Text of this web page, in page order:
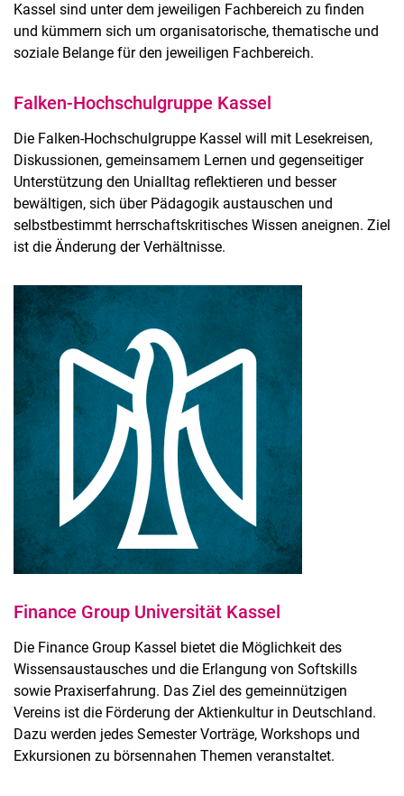
Kassel sind unter dem jeweiligen Fachbereich zu finden
und kümmern sich um organisatorische, thematische und
soziale Belange für den jeweiligen Fachbereich.
Falken-Hochschulgruppe Kassel
Die Falken-Hochschulgruppe Kassel will mit Lesekreisen,
Diskussionen, gemeinsamem Lernen und gegenseitiger
Unterstützung den Unialltag reflektieren und besser
bewältigen, sich über Pädagogik austauschen und
selbstbestimmt herrschaftskritisches Wissen aneignen. Ziel
ist die Änderung der Verhältnisse.
Finance Group Universität Kassel
Die Finance Group Kassel bietet die Möglichkeit des
Wissensaustausches und die Erlangung von Softskills
sowie Praxiserfahrung. Das Ziel des gemeinnützigen
Vereins ist die Förderung der Aktienkultur in Deutschland.
Dazu werden jedes Semester Vorträge, Workshops und
Exkursionen zu börsennahen Themen veranstaltet.